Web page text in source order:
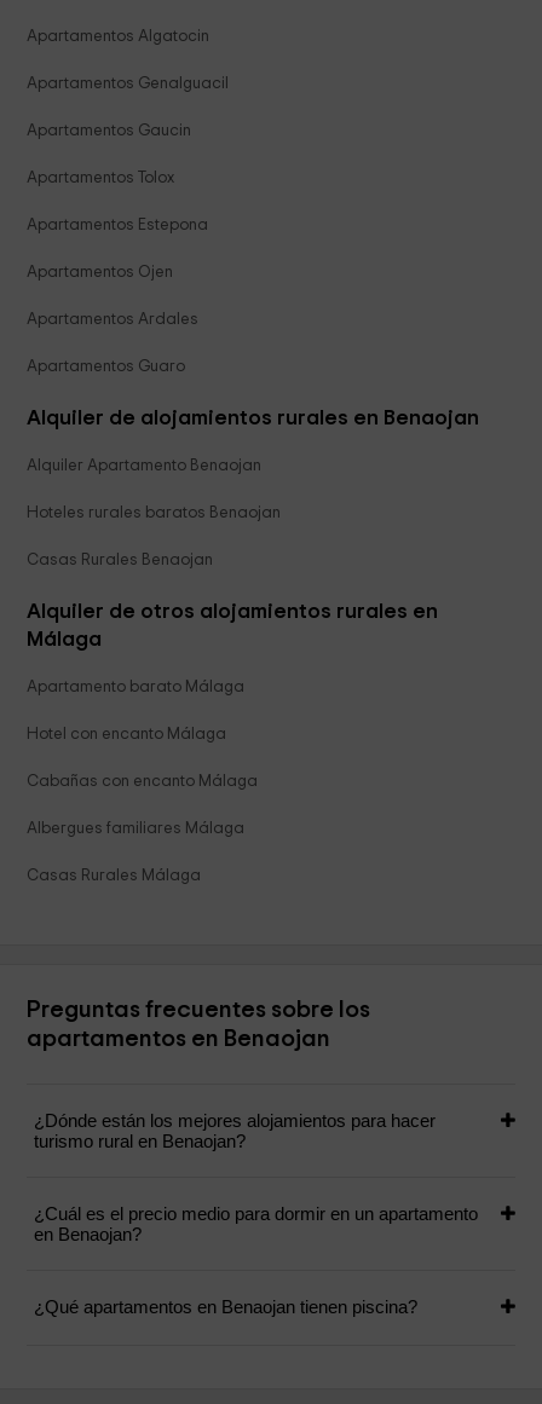
Apartamentos Algatocin
Apartamentos Genalguacil
Apartamentos Gaucin
Apartamentos Tolox
Apartamentos Estepona
Apartamentos Ojen
Apartamentos Ardales
Apartamentos Guaro
Alquiler de alojamientos rurales en Benaojan
Alquiler Apartamento Benaojan
Hoteles rurales baratos Benaojan
Casas Rurales Benaojan
Alquiler de otros alojamientos rurales en
Málaga
Apartamento barato Málaga
Hotel con encanto Málaga
Cabañas con encanto Málaga
Albergues familiares Málaga
Casas Rurales Málaga
Preguntas frecuentes sobre los
apartamentos en Benaojan
¿Dónde están los mejores alojamientos para hacer
turismo rural en Benaojan?
¿Cuál es el precio medio para dormir en un apartamento
en Benaojan?
¿Qué apartamentos en Benaojan tienen piscina?